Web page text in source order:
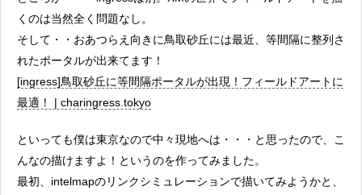
くのは当然全く問題なし。
そして・・おあつらえ向きに鳥取砂丘には最近、等間隔に整列さ
れたポータルが出来てます！
[ingress]鳥取砂丘に等間隔ポータルが出現！フィールドアートに
最適！ | charingress.tokyo
といっても僕は東京なので中々現地へは・・・と思ったので、こ
んなの描けますよ！というのを作ってみました。
最初、intelmapのリンクシミュレーションで描いてみようかと、